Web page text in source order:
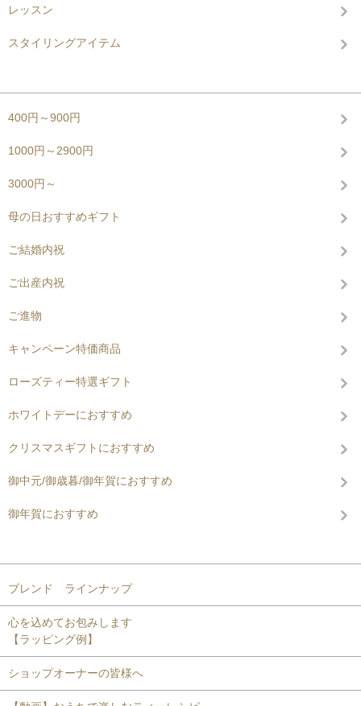
レッスン
スタイリングアイテム
400円～900円
1000円～2900円
3000円～
母の日おすすめギフト
ご結婚内祝
ご出産内祝
ご進物
キャンペーン特価商品
ローズティー特選ギフト
ホワイトデーにおすすめ
クリスマスギフトにおすすめ
御中元/御歳暮/御年賀におすすめ
御年賀におすすめ
ブレンド ラインナップ
心を込めてお包みします
【ラッピング例】
ショップオーナーの皆様へ